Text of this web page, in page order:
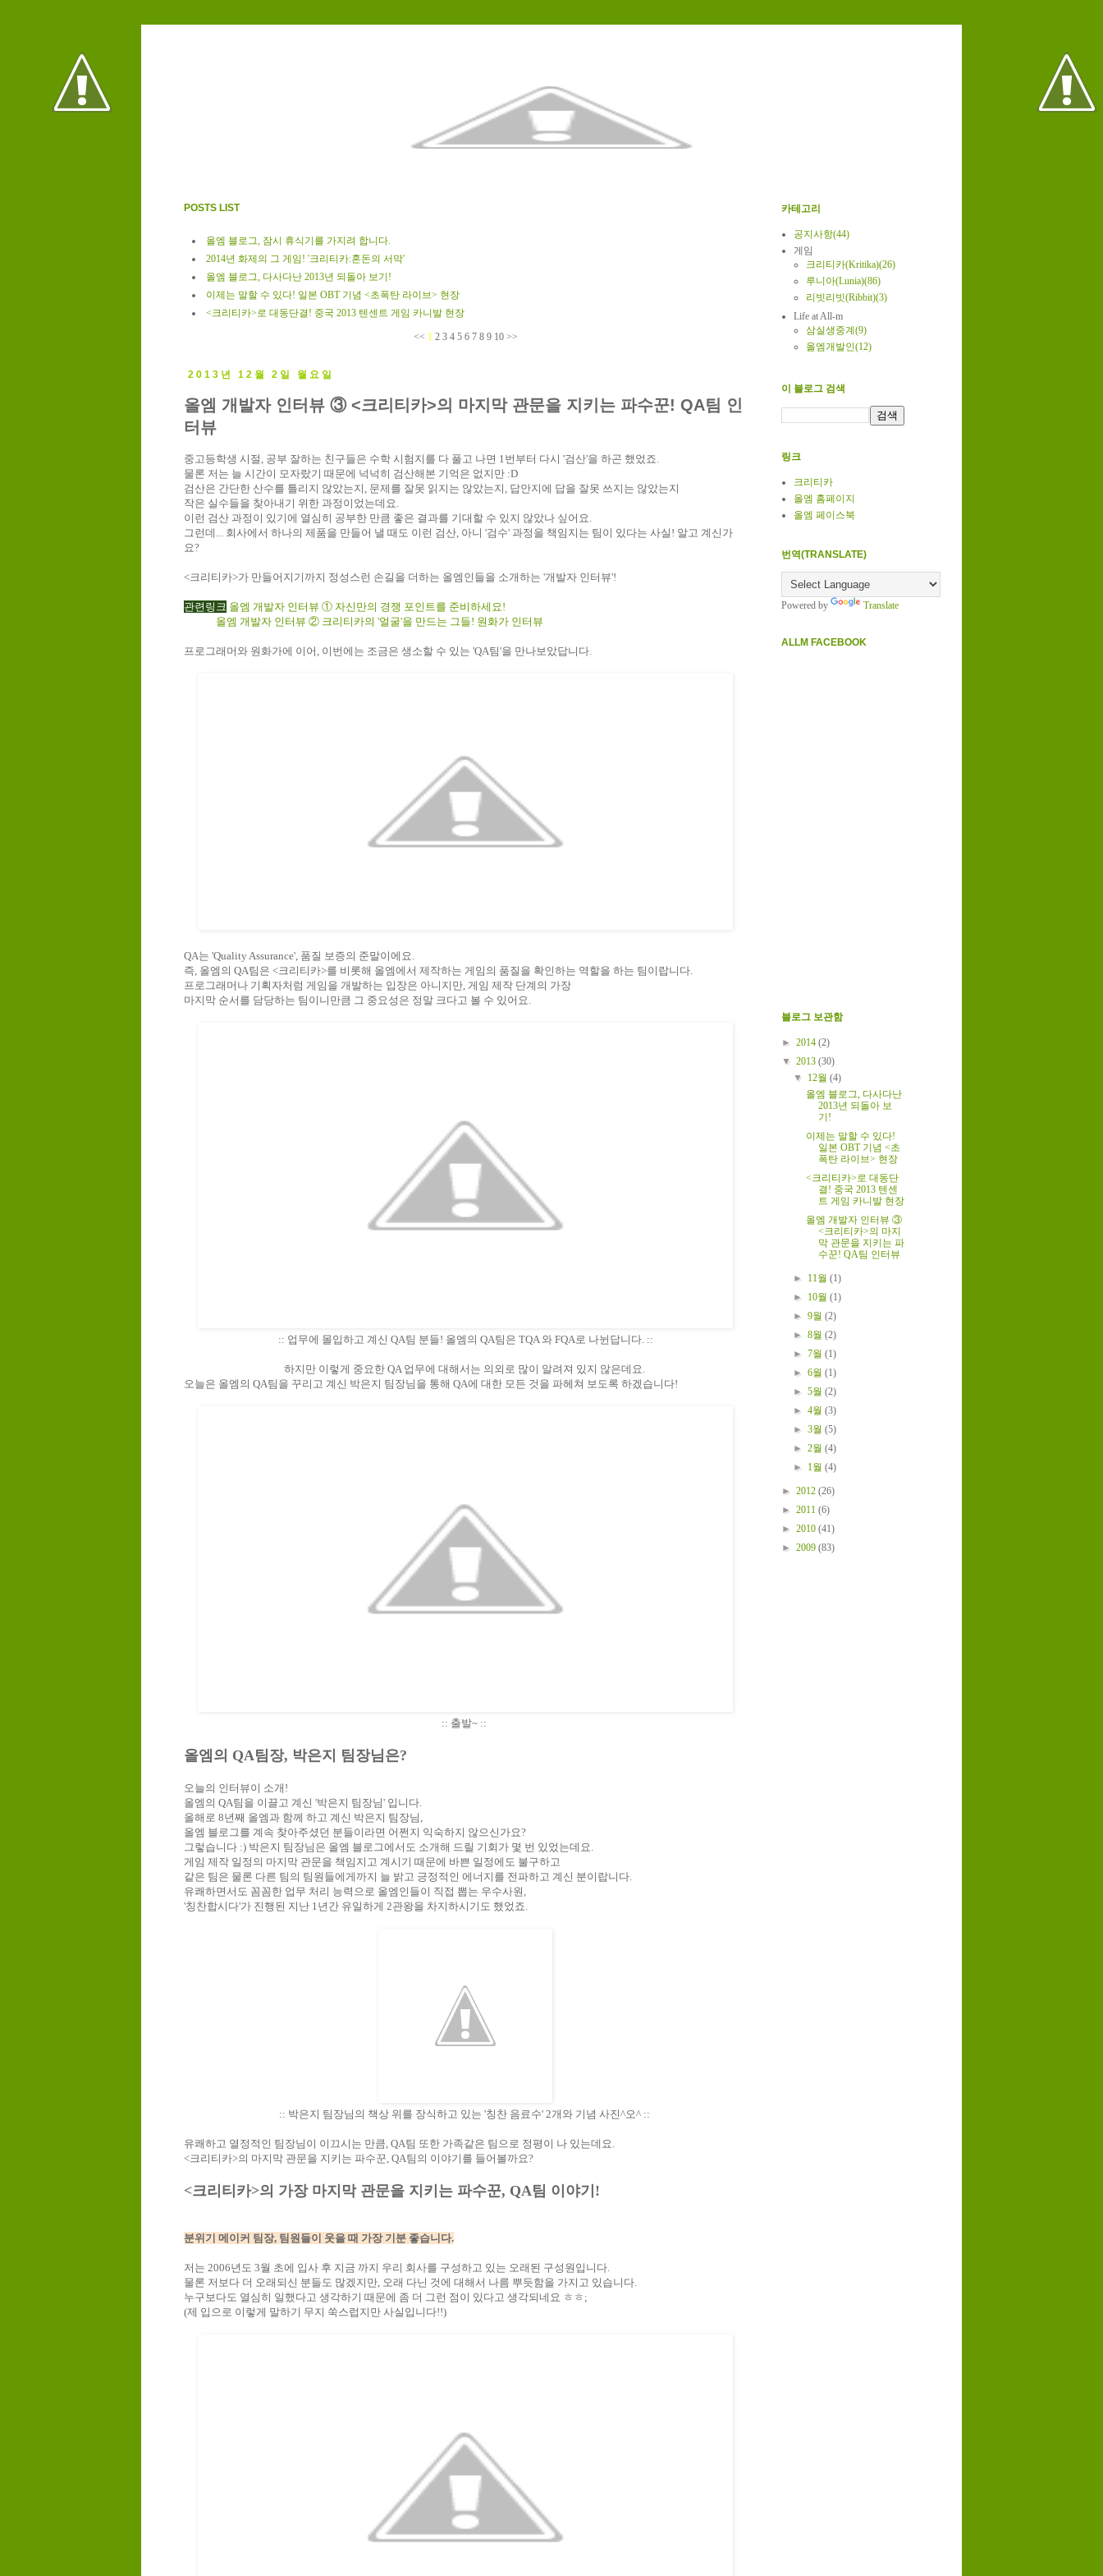
POSTS LIST
올엠 블로그, 잠시 휴식기를 가지려 합니다.
2014년 화제의 그 게임! '크리티카:혼돈의 서막'
올엠 블로그, 다사다난 2013년 되돌아 보기!
이제는 말할 수 있다! 일본 OBT 기념 <초폭탄 라이브> 현장
<크리티카>로 대동단결! 중국 2013 텐센트 게임 카니발 현장
<< 1 2 3 4 5 6 7 8 9 10 >>
2013년 12월 2일 월요일
올엠 개발자 인터뷰 ③ <크리티카>의 마지막 관문을 지키는 파수꾼! QA팀 인
터뷰
중고등학생 시절, 공부 잘하는 친구들은 수학 시험지를 다 풀고 나면 1번부터 다시 '검산'을 하곤 했었죠.
물론 저는 늘 시간이 모자랐기 때문에 넉넉히 검산해본 기억은 없지만 :D
검산은 간단한 산수를 틀리지 않았는지, 문제를 잘못 읽지는 않았는지, 답안지에 답을 잘못 쓰지는 않았는지
작은 실수들을 찾아내기 위한 과정이었는데요.
이런 검산 과정이 있기에 열심히 공부한 만큼 좋은 결과를 기대할 수 있지 않았나 싶어요.
그런데... 회사에서 하나의 제품을 만들어 낼 때도 이런 검산, 아니 '검수' 과정을 책임지는 팀이 있다는 사실! 알고 계신가
요?
<크리티카>가 만들어지기까지 정성스런 손길을 더하는 올엠인들을 소개하는 '개발자 인터뷰'!
관련링크 올엠 개발자 인터뷰 ① 자신만의 경쟁 포인트를 준비하세요!
올엠 개발자 인터뷰 ② 크리티카의 '얼굴'을 만드는 그들! 원화가 인터뷰
프로그래머와 원화가에 이어, 이번에는 조금은 생소할 수 있는 'QA팀'을 만나보았답니다.
QA는 'Quality Assurance', 품질 보증의 준말이에요.
즉, 올엠의 QA팀은 <크리티카>를 비롯해 올엠에서 제작하는 게임의 품질을 확인하는 역할을 하는 팀이랍니다.
프로그래머나 기획자처럼 게임을 개발하는 입장은 아니지만, 게임 제작 단계의 가장
마지막 순서를 담당하는 팀이니만큼 그 중요성은 정말 크다고 볼 수 있어요.
:: 업무에 몰입하고 계신 QA팀 분들! 올엠의 QA팀은 TQA 와 FQA로 나뉜답니다. ::
하지만 이렇게 중요한 QA 업무에 대해서는 의외로 많이 알려져 있지 않은데요.
오늘은 올엠의 QA팀을 꾸리고 계신 박은지 팀장님을 통해 QA에 대한 모든 것을 파헤쳐 보도록 하겠습니다!
:: 출발~ ::
올엠의 QA팀장, 박은지 팀장님은?
오늘의 인터뷰이 소개!
올엠의 QA팀을 이끌고 계신 '박은지 팀장님' 입니다.
올해로 8년째 올엠과 함께 하고 계신 박은지 팀장님,
올엠 블로그를 계속 찾아주셨던 분들이라면 어쩐지 익숙하지 않으신가요?
그렇습니다 :) 박은지 팀장님은 올엠 블로그에서도 소개해 드릴 기회가 몇 번 있었는데요.
게임 제작 일정의 마지막 관문을 책임지고 계시기 때문에 바쁜 일정에도 불구하고
같은 팀은 물론 다른 팀의 팀원들에게까지 늘 밝고 긍정적인 에너지를 전파하고 계신 분이랍니다.
유쾌하면서도 꼼꼼한 업무 처리 능력으로 올엠인들이 직접 뽑는 우수사원,
'칭찬합시다'가 진행된 지난 1년간 유일하게 2관왕을 차지하시기도 했었죠.
:: 박은지 팀장님의 책상 위를 장식하고 있는 '칭찬 음료수' 2개와 기념 사진^오^ ::
유쾌하고 열정적인 팀장님이 이끄시 는 만큼, QA팀 또한 가족같은 팀으로 정평이 나 있는데요.
<크리티카>의 마지막 관문을 지키는 파수꾼, QA팀의 이야기를 들어볼까요?
<크리티카>의 가장 마지막 관문을 지키는 파수꾼, QA팀 이야기!
분위기 메이커 팀장, 팀원들이 웃을 때 가장 기분 좋습니다.
저는 2006년도 3월 초에 입사 후 지금 까지 우리 회사를 구성하고 있는 오래된 구성원입니 다.
물론 저보다 더 오래되신 분들도 많겠지만, 오래 다닌 것에 대해서 나름 뿌듯함을 가지고 있습니다.
누구보다도 열심히 일했다고 생각하기 때문에 좀 더 그런 점이 있다고 생각되네요 ㅎㅎ;
(제 입으로 이렇게 말하기 무지 쑥스럽지만 사실입니다!!)
카테고리
공지사항(44)
게임
크리티카(Kritika)(26)
루니아(Lunia)(86)
리빗리빗(Ribbit)(3)
Life at All-m
삼실생중계(9)
올엠개발인(12)
이 블로그 검색
링크
크리티카
올엠 홈페이지
올엠 페이스북
번역(TRANSLATE)
Powered by Translate
ALLM FACEBOOK
블로그 보관함
► 2014 (2)
▼ 2013 (30)
▼ 12월(4)
올엠 블로그, 다사다난
2013년 되돌아 보
기!
이제는 말할 수 있다!
일본 OBT 기념 <초
폭탄 라이브> 현장
<크리티카>로 대동단
결! 중국 2013 텐센
트 게임 카니발 현장
올엠 개발자 인터뷰 ③
<크리티카>의 마지
막 관문을 지키는 파
수꾼! QA팀 인터뷰
► 11월(1)
► 10월(1)
►9월(2)
►8월(2)
►7월(1)
►6월(1)
►5월(2)
►4월(3)
►3월(5)
►2월(4)
► 1월(4)
► 2012 (26)
► 2011 (6)
► 2010 (41)
► 2009 (83)